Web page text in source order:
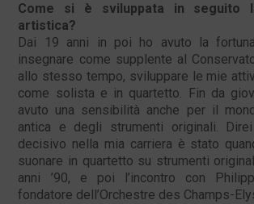
Come si è sviluppata in seguito
artistica?
Dai 19 anni in poi ho avuto la
insegnare come supplente al
allo stesso tempo, sviluppare le mie
come solista e in quartetto. Fin da
avuto una sensibilità anche per il
antica e degli strumenti originali.
decisivo nella mia carriera è stato
suonare in quartetto su strumenti
anni ’90, e poi l’incontro con
fondatore dell’Orchestre des Champs-